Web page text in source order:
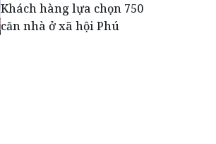
Khách hàng lựa chọn 750
căn nhà ở xã hội Phú